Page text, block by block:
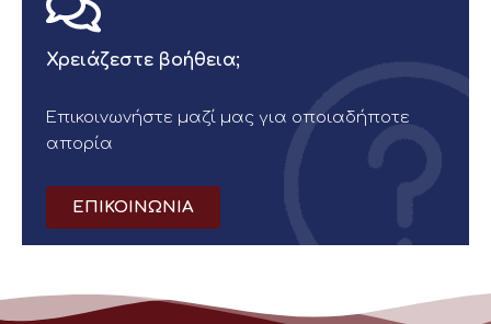
Χρειάζεστε βοήθεια;
Επικοινωνήστε μαζί μας για οποιαδήποτε
απορία
ΕΠΙΚΟΙΝΩΝΙΑ